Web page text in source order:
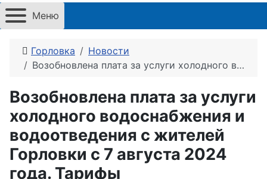
Меню
Горловка
Новости
Возобновлена плата за услуги холодного водоснабжения и водоотведения с жителей Горловки с 7 августа 2024 года. Тарифы
Возобновлена плата за услуги
холодного водоснабжения и
водоотведения с жителей
Горловки с 7 августа 2024
года. Тарифы